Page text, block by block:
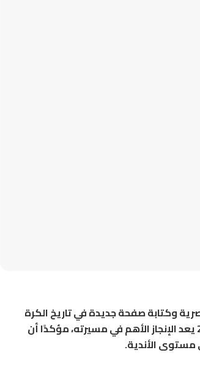
وكتابة صفحة جديدة في تاريخ الكرة
المصرية بالتأهل إلى دور الـ16 من بطولة كأس العالم 2026 يعد الإنجاز الأهم في مسيرته، مؤكدًا أن
الأندية.